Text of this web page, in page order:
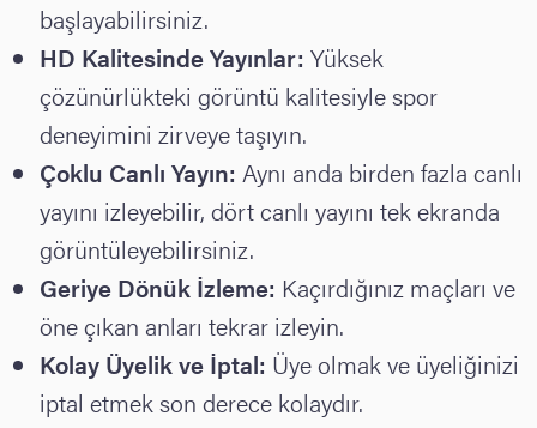
başlayabilirsiniz.
HD Kalitesinde Yayınlar: Yüksek
çözünürlükteki görüntü kalitesiyle spor
deneyimini zirveye taşıyın.
Çoklu Canlı Yayın: Aynı anda birden fazla canlı
yayını izleyebilir, dört canlı yayını tek ekranda
görüntüleyebilirsiniz.
Geriye Dönük İzleme: Kaçırdığınız maçları ve
öne çıkan anları tekrar izleyin.
Kolay Üyelik ve İptal: Üye olmak ve üyeliğinizi
iptal etmek son derece kolaydır.